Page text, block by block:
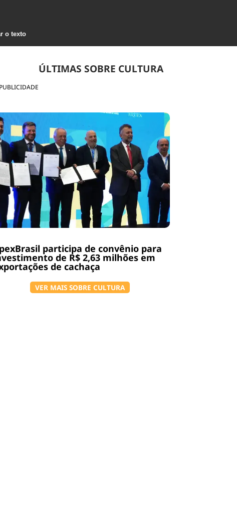
o texto
PUBLICIDADE
ÚLTIMAS SOBRE CULTURA
participa de convênio para
de R$ 2,63 milhões em
de cachaça
VER MAIS SOBRE CULTURA